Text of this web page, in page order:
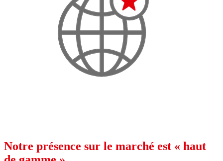
Notre présence sur le marché est « haut